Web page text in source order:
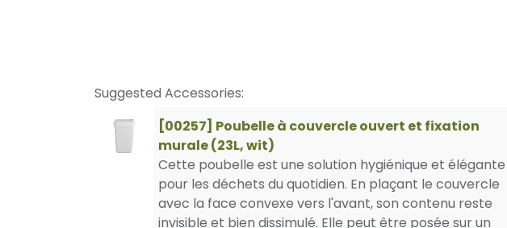
Suggested Accessories:
[00257] Poubelle à couvercle ouvert et fixation
murale (23L, wit)
Cette poubelle est une solution hygiénique et élégante
pour les déchets du quotidien. En plaçant le couvercle
avec la face convexe vers l'avant, son contenu reste
invisible et bien dissimulé. Elle peut être posée sur un